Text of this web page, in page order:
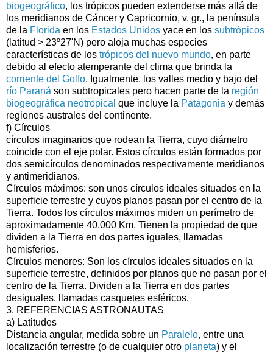
biogeográfico, los trópicos pueden extenderse más allá de
los meridianos de Cáncer y Capricornio, v. gr., la península
de la Florida en los Estados Unidos yace en los subtrópicos
(latitud > 23º27'N) pero aloja muchas especies
características de los trópicos del nuevo mundo, en parte
debido al efecto atemperante del clima que brinda la
corriente del Golfo. Igualmente, los valles medio y bajo del
río Paraná son subtropicales pero hacen parte de la región
biogeográfica neotropical que incluye la Patagonia y demás
regiones australes del continente.
f) Círculos
círculos imaginarios que rodean la Tierra, cuyo diámetro
coincide con el eje polar. Estos círculos están formados por
dos semicírculos denominados respectivamente meridianos
y antimeridianos.
Círculos máximos: son unos círculos ideales situados en la
superficie terrestre y cuyos planos pasan por el centro de la
Tierra. Todos los círculos máximos miden un perímetro de
aproximadamente 40.000 Km. Tienen la propiedad de que
dividen a la Tierra en dos partes iguales, llamadas
hemisferios.
Círculos menores: Son los círculos ideales situados en la
superficie terrestre, definidos por planos que no pasan por el
centro de la Tierra. Dividen a la Tierra en dos partes
desiguales, llamadas casquetes esféricos.
3. REFERENCIAS ASTRONAUTAS
a) Latitudes
Distancia angular, medida sobre un Paralelo, entre una
localización terrestre (o de cualquier otro planeta) y el